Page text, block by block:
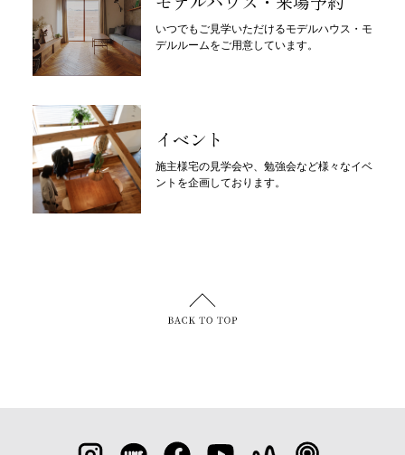
いつでもご見学いただけるモデルハウス・モ
デルルームをご用意しています。
イベント
施主様宅の見学会や、勉強会など様々なイベ
ントを企画しております。